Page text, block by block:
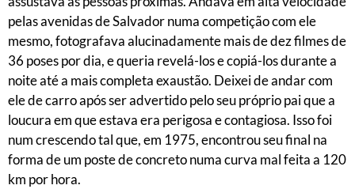
pelas avenidas de Salvador numa competição com ele
mesmo, fotografava alucinadamente mais de dez filmes de
36 poses por dia, e queria revelá-los e copiá-los durante a
noite até a mais completa exaustão. Deixei de andar com
ele de carro após ser advertido pelo seu próprio pai que a
loucura em que estava era perigosa e contagiosa. Isso foi
num crescendo tal que, em 1975, encontrou seu final na
forma de um poste de concreto numa curva mal feita a 120
km por hora.